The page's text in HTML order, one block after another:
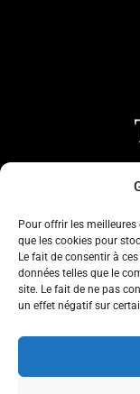
Pour offrir les
que les cookies pour
Le fait de consentir à
données telles que le
site. Le fait de ne pas
un effet négatif sur
© 2024
Crédit photo : Au c œ